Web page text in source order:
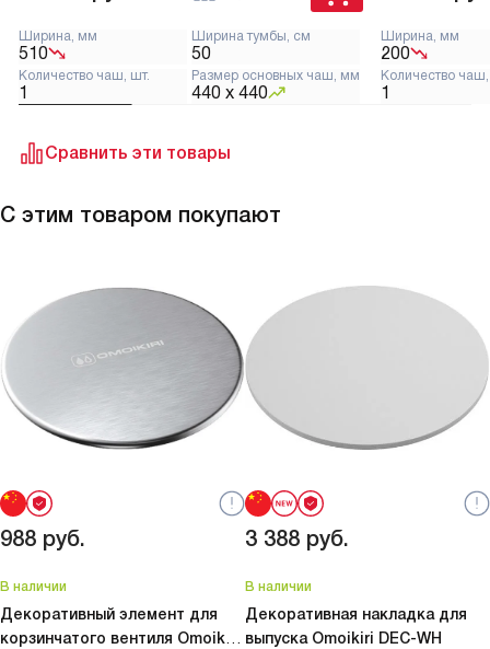
Сравнить эти товары
Ширина, мм
510
Ширина тумбы, см
50
Количество чаш, шт.
1
Размер основных чаш, мм
440 х 440
Ширина, мм
200
Количество
1
С этим товаром покупают
988 руб.
В наличии
Декоративный элемент для
корзинчатого вентиля Omoikiri
3 388 руб.
В наличии
Декоративная накладка для
выпуска Omoikiri DEC-WH